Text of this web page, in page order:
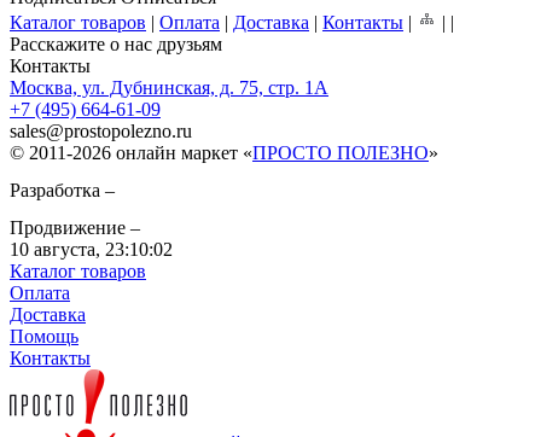
Каталог товаров | Оплата | Доставка | Контакты | | |
Расскажите о нас друзьям
Контакты
Москва, ул. Дубнинская, д. 75, стр. 1А
+7 (495) 664-61-09
sales@prostopolezno.ru
© 2011-2026 онлайн маркет «ПРОСТО ПОЛЕЗНО»
Разработка –
Продвижение –
10 августа, 23:10:02
Каталог товаров
Оплата
Доставка
Помощь
Контакты